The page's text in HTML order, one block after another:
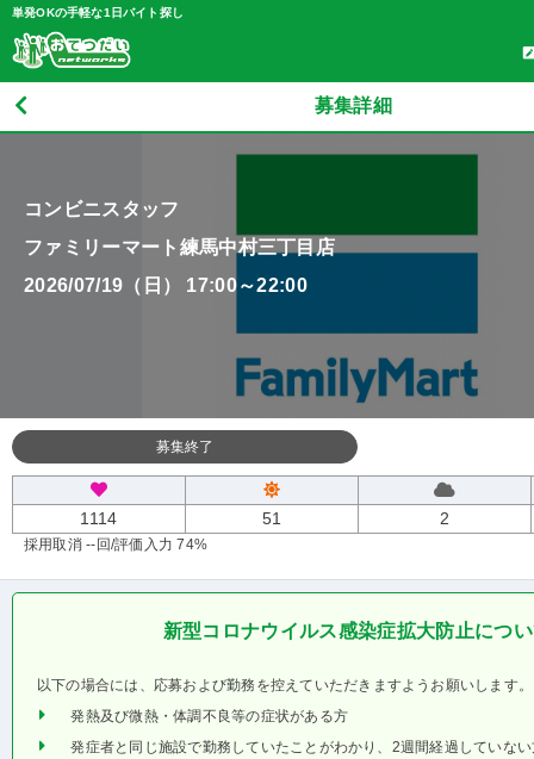
単発OKの手軽な1日バイト探し
募集詳細
コンビニスタッフ
ファミリーマート練馬中村三丁目店
2026/07/19（日） 17:00～22:00
募集終了
1114 51 2
採用取消 --回/評価入力 74%
新型コロナウイルス感染症拡大防止につ
以下の場合には、応募および勤務を控えていただきますようお願いします。
発熱及び微熱・体調不良等の症状がある方
発症者と同じ施設で勤務していたことがわかり、2週間経過していな